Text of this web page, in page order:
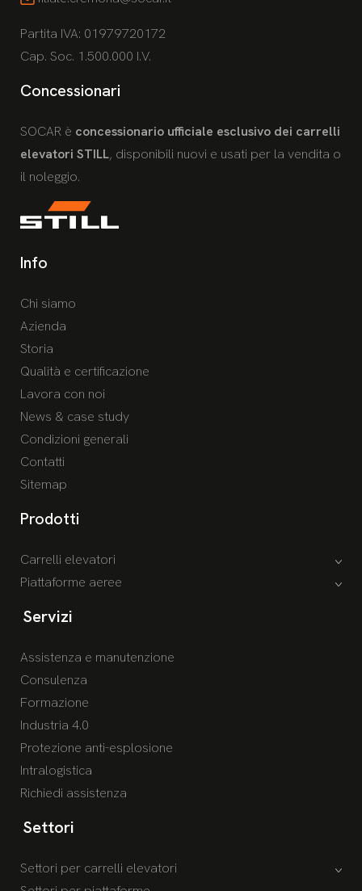
Partita IVA: 01979720172
Cap. Soc. 1.500.000 I.V.
Concessionari
SOCAR è concessionario ufficiale esclusivo dei carrelli
elevatori STILL, disponibili nuovi e usati per la vendita o
il noleggio.
Info
Chi siamo
Azienda
Storia
Qualità e certificazione
Lavora con noi
News & case study
Condizioni generali
Contatti
Sitemap
Prodotti
Carrelli elevatori
Piattaforme aeree
Servizi
Assistenza e manutenzione
Consulenza
Formazione
Industria 4.0
Protezione anti-esplosione
Intralogistica
Richiedi assistenza
Settori
Settori per carrelli elevatori